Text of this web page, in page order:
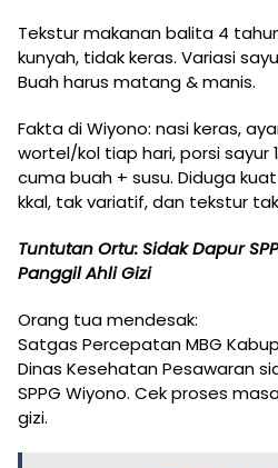
Tekstur makanan balita 4
kunyah, tidak keras. Variasi
Buah harus matang & manis.
Fakta di Wiyono: nasi keras,
wortel/kol tiap hari, porsi sayur
cuma buah + susu. Diduga
kkal, tak variatif, dan tekstur
Tuntutan Ortu: Sidak Dapur
Panggil Ahli Gizi
Orang tua mendesak:
Satgas Percepatan MBG
Dinas Kesehatan Pesawaran
SPPG Wiyono. Cek proses
gizi.